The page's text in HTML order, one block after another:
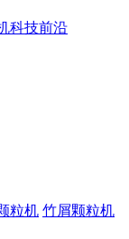
科技前沿
粒机 竹屑颗粒机